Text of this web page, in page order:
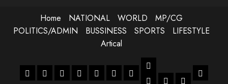
Home NATIONAL WORLD
MP/CG
POLITICS/ADMIN
BUSSINESS SPORTS
LIFESTYLE
Artical
HomeNATIONAL
WORLDMP/CGPOLITICS/ADMIN
BUSSINESS
SPORTS
LIFESTYLE
ENTERTANMENT
JOB LIFESTYLE
Artical